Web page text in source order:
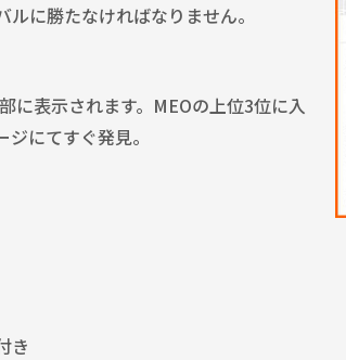
に勝たなければなりません。
に表示されます。MEOの上位3位に入
にてすぐ発見。
き